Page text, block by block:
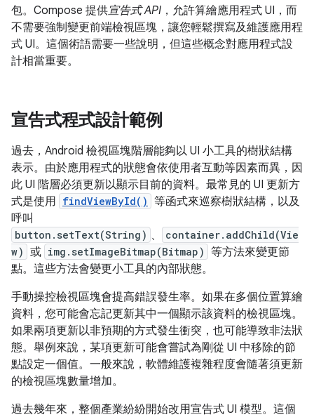
包。Compose 提供宣告式 API ，允許算繪應用程式 UI，而
不需要強制變更前端檢視區塊，讓您輕鬆撰寫及維護應用程
式 UI。這個術語需要一些說明，但這些概念對應用程式設
計相當重要。
宣告式程式設計範例
過去，Android 檢視區塊階層能夠以 UI 小工具的樹狀結構
表示。由於應用程式的狀態會依使用者互動等因素而異，因
此 UI 階層必須更新以顯示目前的資料。最常見的 UI 更新方
式是使用 findViewById() 等函式來巡察樹狀結構，以及
呼叫
button.setText(String) 、
container.addChild(Vie
w) 或 img.setImageBitmap(Bitmap) 等方法來變更節
點。這些方法會變更小工具的內部狀態。
手動操控檢視區塊會提高錯誤發生率。如果在多個位置算繪
資料，您可能會忘記更新其中一個顯示該資料的檢視區塊。
如果兩項更新以非預期的方式發生衝突，也可能導致非法狀
態。舉例來說，某項更新可能會嘗試為剛從 UI 中移除的節
點設定一個值。一般來說，軟體維護複雜程度會隨著須更新
的檢視區塊數量增加。
過去幾年來，整個產業紛紛開始改用宣告式 UI 模型。這個